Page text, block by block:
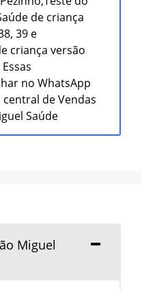
de criança
39 e
criança versão
no WhatsApp
central de Vendas
Saúde
Miguel